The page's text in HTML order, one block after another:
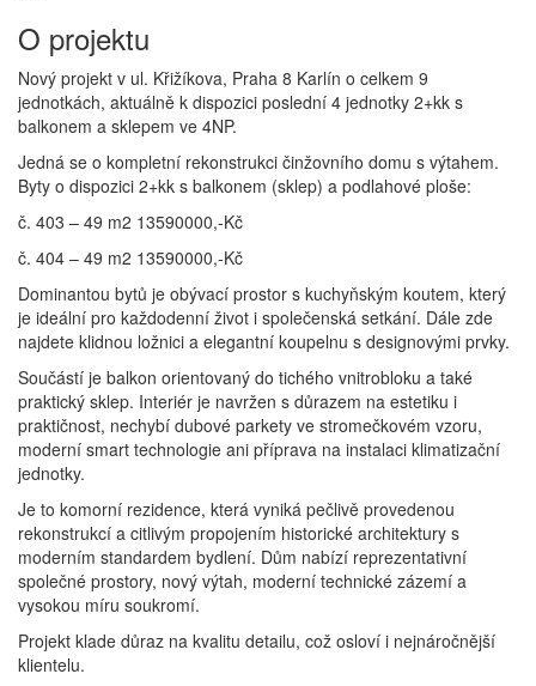
O projektu
Nový projekt v ul. Křižíkova, Praha 8 Karlín o celkem 9
jednotkách, aktuálně k dispozici poslední 4 jednotky 2+kk s
balkonem a sklepem ve 4NP.
Jedná se o kompletní rekonstrukci činžovního domu s výtahem.
Byty o dispozici 2+kk s balkonem (sklep) a podlahové ploše:
č. 403 – 49 m2 13590000,-Kč
č. 404 – 49 m2 13590000,-Kč
Dominantou bytů je obývací prostor s kuchyňským koutem, který
je ideální pro každodenní život i společenská setkání. Dále zde
najdete klidnou ložnici a elegantní koupelnu s designovými prvky.
Součástí je balkon orientovaný do tichého vnitrobloku a také
praktický sklep. Interiér je navržen s důrazem na estetiku i
praktičnost, nechybí dubové parkety ve stromečkovém vzoru,
moderní smart technologie ani příprava na instalaci klimatizační
jednotky.
Je to komorní rezidence, která vyniká pečlivě provedenou
rekonstrukcí a citlivým propojením historické architektury s
moderním standardem bydlení. Dům nabízí reprezentativní
společné prostory, nový výtah, moderní technické zázemí a
vysokou míru soukromí.
Projekt klade důraz na kvalitu detailu, což osloví i nejnáročnější
klientelu.